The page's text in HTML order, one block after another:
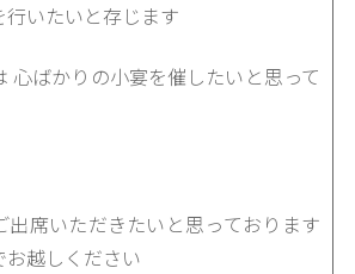
いたいと存じます
ばかりの小宴を催したいと思って
出席いただきたいと思っております
越しください